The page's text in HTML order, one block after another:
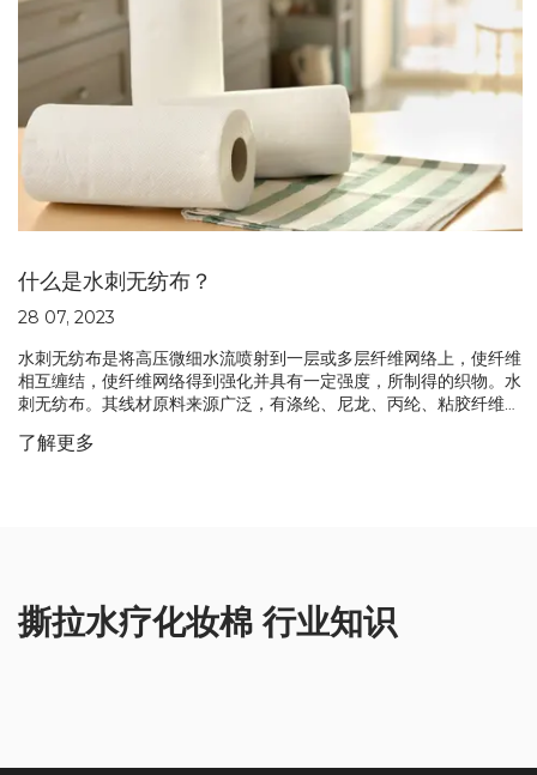
什么是水刺无纺布？
28 07, 2023
水刺无纺布是将高压微细水流喷射到一层或多层纤维网络上，使纤维
相互缠结，使纤维网络得到强化并具有一定强度，所制得的织物。水
刺无纺布。其线材原料来源广泛，有涤纶、尼龙、丙纶、粘胶纤维、
等。
了解更多
撕拉水疗化妆棉 行业知识